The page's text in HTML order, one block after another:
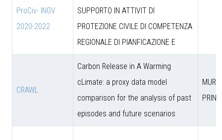
ProCiv- INGV
2020-2022
SUPPORTO IN ATTIVIT DI
PROTEZIONE CIVILE DI COMPETENZA
REGIONALE DI PIANFICAZIONE E
CRAWL
Carbon Release in A Warming
cLimate: a proxy data model
comparison for the analysis of past
episodes and future scenarios
MUR
PRIN)